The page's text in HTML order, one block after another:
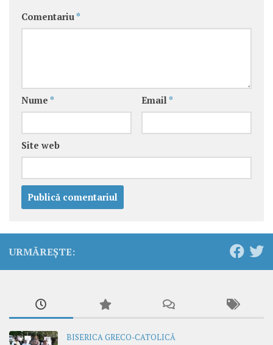
Comentariu *
Nume * Email *
Site web
URMĂREȘTE:
BISERICA GRECO-CATOLICĂ